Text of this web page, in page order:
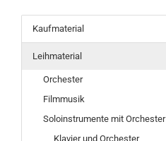
Kaufmaterial
Leihmaterial
Orchester
Filmmusik
Soloinstrumente mit Orchester
Klavier und Orchester